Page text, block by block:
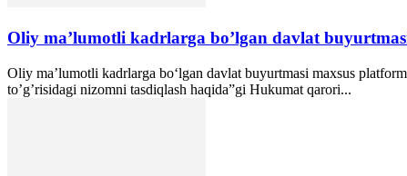
Oliy ma’lumotli kadrlarga bo’lgan davlat
Oliy ma’lumotli kadrlarga bo‘lgan davlat buyurtmasi maxsus
to’g’risidagi nizomni tasdiqlash haqida”gi Hukumat qarori...